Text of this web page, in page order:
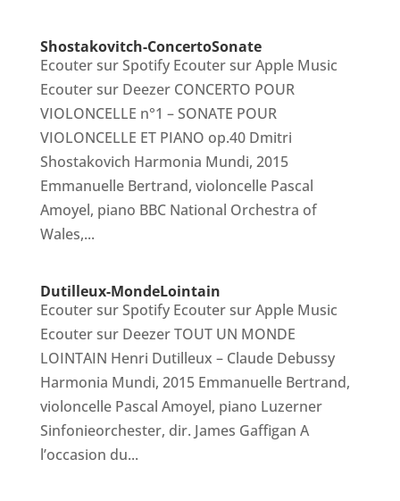
Shostakovitch-ConcertoSonate
Ecouter sur Spotify Ecouter sur Apple Music
Ecouter sur Deezer CONCERTO POUR
VIOLONCELLE n°1 – SONATE POUR
VIOLONCELLE ET PIANO op.40 Dmitri
Shostakovich Harmonia Mundi, 2015
Emmanuelle Bertrand, violoncelle Pascal
Amoyel, piano BBC National Orchestra of
Wales,...
Dutilleux-MondeLointain
Ecouter sur Spotify Ecouter sur Apple Music
Ecouter sur Deezer TOUT UN MONDE
LOINTAIN Henri Dutilleux – Claude Debussy
Harmonia Mundi, 2015 Emmanuelle Bertrand,
violoncelle Pascal Amoyel, piano Luzerner
Sinfonieorchester, dir. James Gaffigan A
l’occasion du...